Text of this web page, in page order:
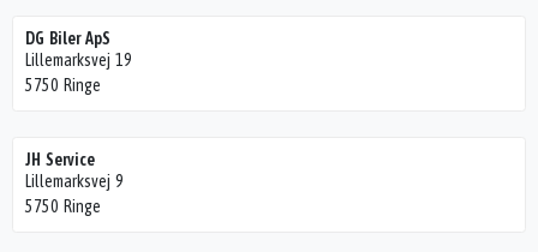
DG Biler ApS
Lillemarksvej 19
5750 Ringe
JH Service
Lillemarksvej 9
5750 Ringe